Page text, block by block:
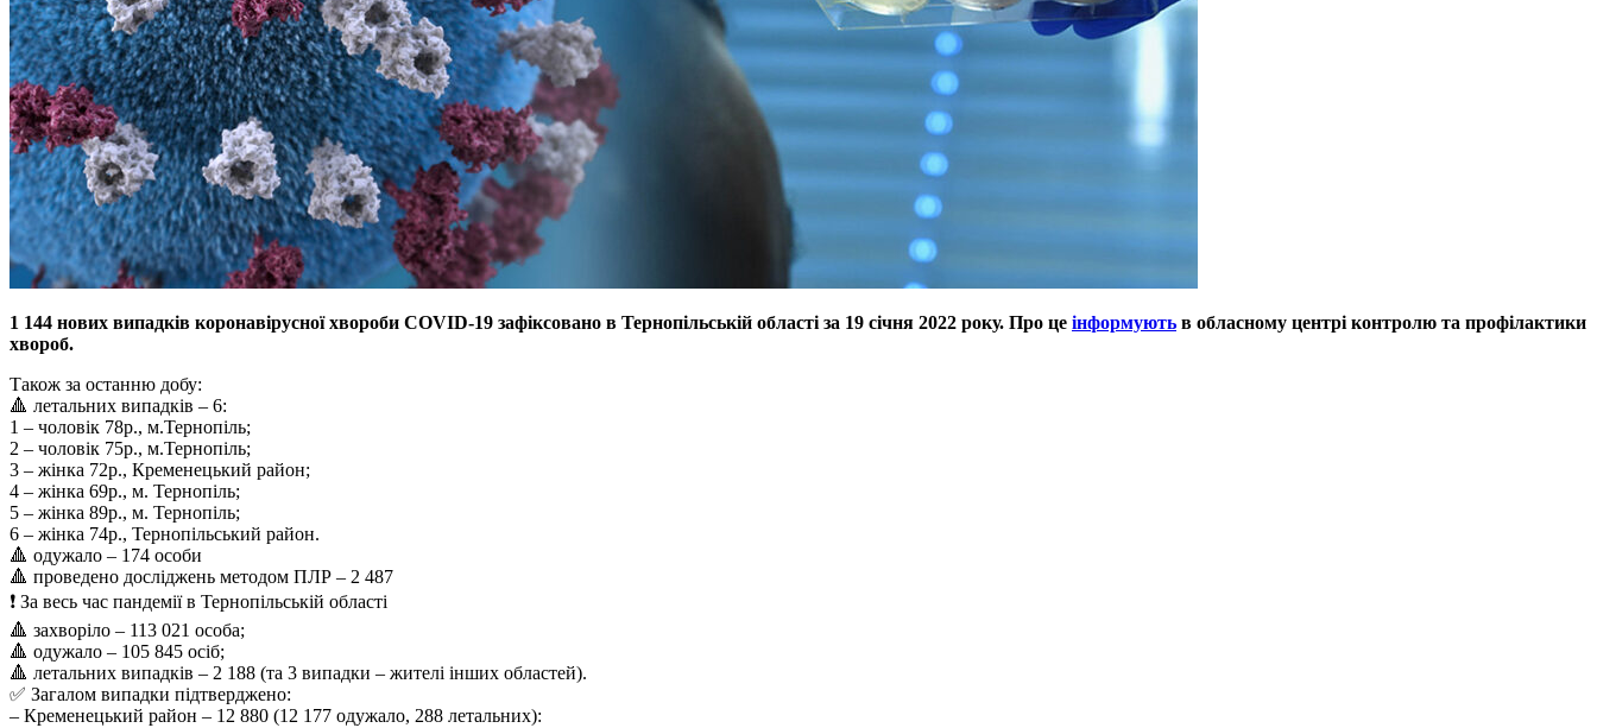
1 144 нових випадків коронавірусної хвороби COVID-19 зафіксовано в Тернопільській області за 19 січня 2022 року. Про це інформують в обласному центрі контролю та профілактики
хвороб.
Також за останню добу:
🔺 летальних випадків – 6:
1 – чоловік 78р., м.Тернопіль;
2 – чоловік 75р., м.Тернопіль;
3 – жінка 72р., Кременецький район;
4 – жінка 69р., м. Тернопіль;
5 – жінка 89р., м. Тернопіль;
6 – жінка 74р., Тернопільський район.
🔺 одужало – 174 особи
🔺 проведено досліджень методом ПЛР – 2 487
❗️ За весь час пандемії в Тернопільській області
🔺 захворіло – 113 021 особа;
🔺 одужало – 105 845 осіб;
🔺 летальних випадків – 2 188 (та 3 випадки – жителі інших областей).
✅ Загалом випадки підтверджено:
– Кременецький район – 12 880 (12 177 одужало, 288 летальних):